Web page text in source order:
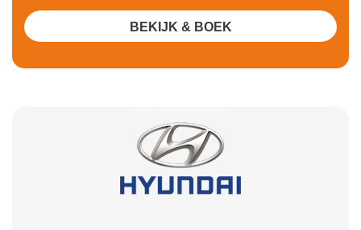
BEKIJK & BOEK